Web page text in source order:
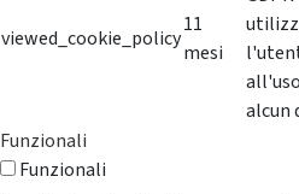
viewed_cookie_policy
11
mesi
alcun
Funzionali
Funzionali